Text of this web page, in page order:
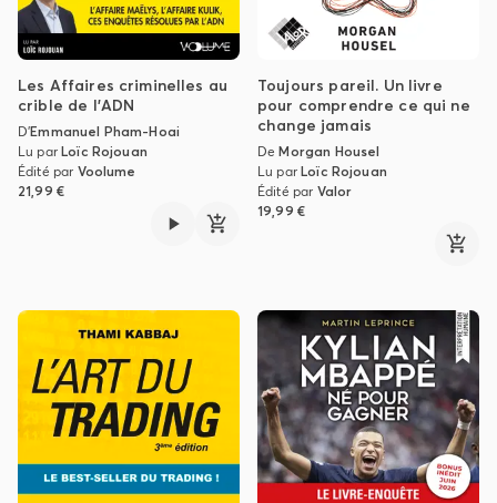
Les Affaires criminelles au
crible de l'ADN
D'Emmanuel Pham-Hoai
Lu parLoïc Rojouan
Édité par Voolume
21,99 €
Toujours pareil. Un livre
pour comprendre ce qui ne
change jamais
DeMorgan Housel
Lu parLoïc Rojouan
Édité par Valor
19,99 €